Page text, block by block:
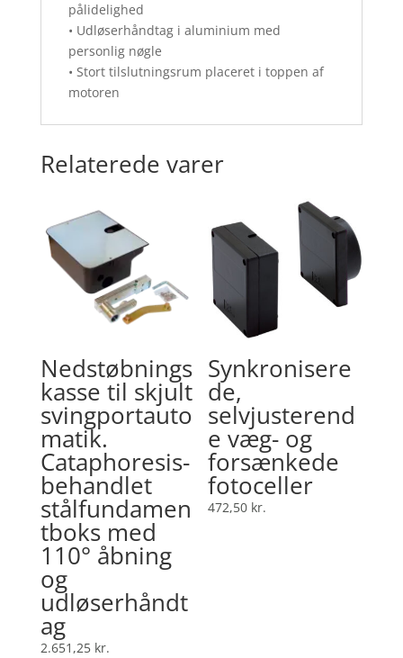
antalpålidelighed
• Udløserhåndtag i aluminium med
personlig nøgle
• Stort tilslutningsrum placeret i toppen af ​​
motoren
Relaterede varer
Nedstøbnings
kasse til skjult
svingportauto
matik.
Cataphoresis-
behandlet
stålfundamen
tboks med
110° åbning
og
udløserhåndt
ag
2.651,25 kr.
Synkronisere
de,
selvjusterend
e væg- og
forsænkede
fotoceller
472,50 kr.